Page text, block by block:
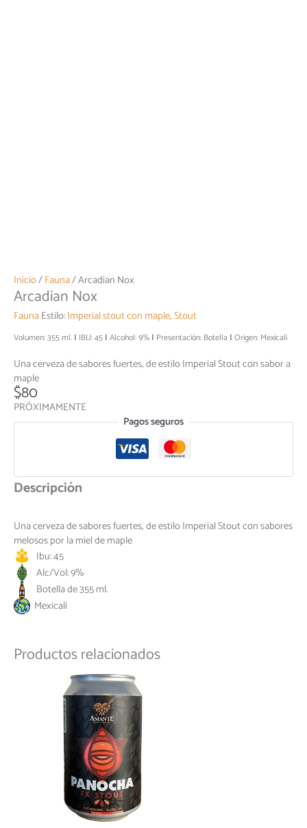
Inicio/Fauna/ Arcadian Nox
Arcadian Nox
FaunaEstilo:Imperial stout con maple,Stout
Volumen: 355 ml. IBU: 45 Alcohol: 9% Presentación: Botella Origen: Mexicali
Una cerveza de sabores fuertes, de estilo Imperial Stout con sabor a
maple
$80
PRÓXIMAMENTE
Pagos seguros
Descripción
Una cerveza de sabores fuertes, de estilo Imperial Stout con sabores
melosos por la miel de maple
Ibu: 45
Alc/Vol: 9%
Botella de 355 ml.
Mexicali
Productos relacionados